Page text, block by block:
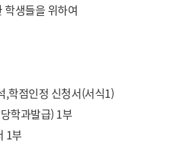
생들을 위하여
,학점인정 신청서(서식1)
학과발급) 1부
1부